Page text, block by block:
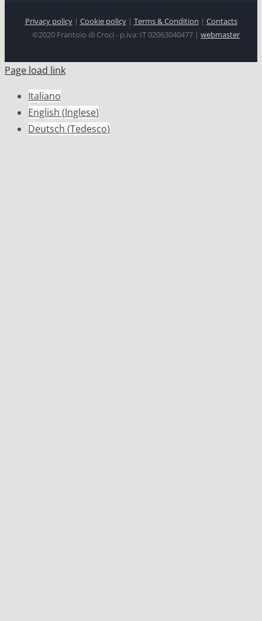
Privacy policy| Cookie policy| Terms & Condition | Contacts
©2020 Frantoio di Croci - p.iva: IT 02063040477 | webmaster
Page load link
Italiano
English (Inglese)
Deutsch (Tedesco)